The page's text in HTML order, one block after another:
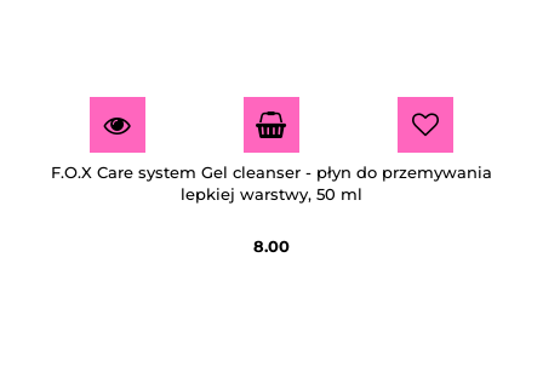
F.O.X Care system Gel cleanser - płyn do przemywania
lepkiej warstwy, 50 ml
8.00